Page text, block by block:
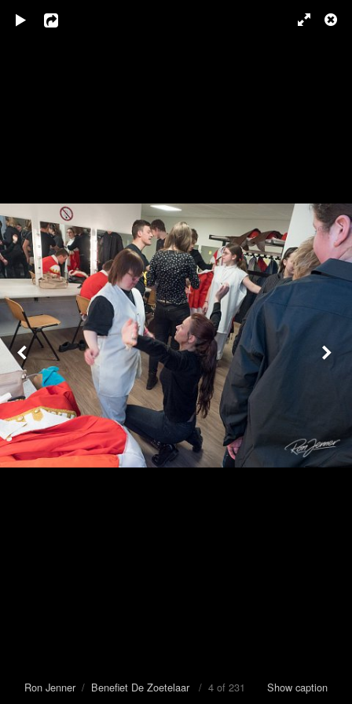
Ron Jenner / Benefiet De Zoetelaar / 4 of 231 Show caption